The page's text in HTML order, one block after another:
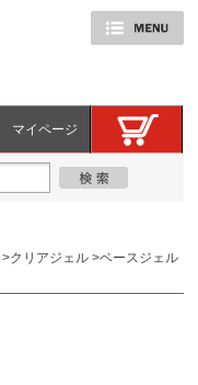
マイページ
>クリアジェル >ベースジェル